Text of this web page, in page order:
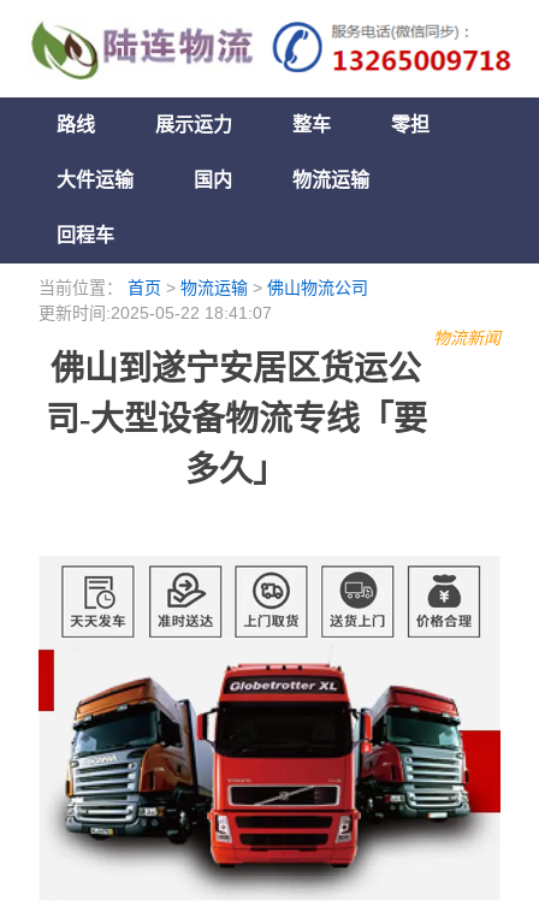
路线 展示运力 整车 零担
大件运输 国内 物流运输
回程车
当前位置：首页 >物流运输 >佛山物流公司
更新时间:2025-05-22 18:41:07
物流新闻
佛山到遂宁安居区货运公
司-大型设备物流专线「要
多久」